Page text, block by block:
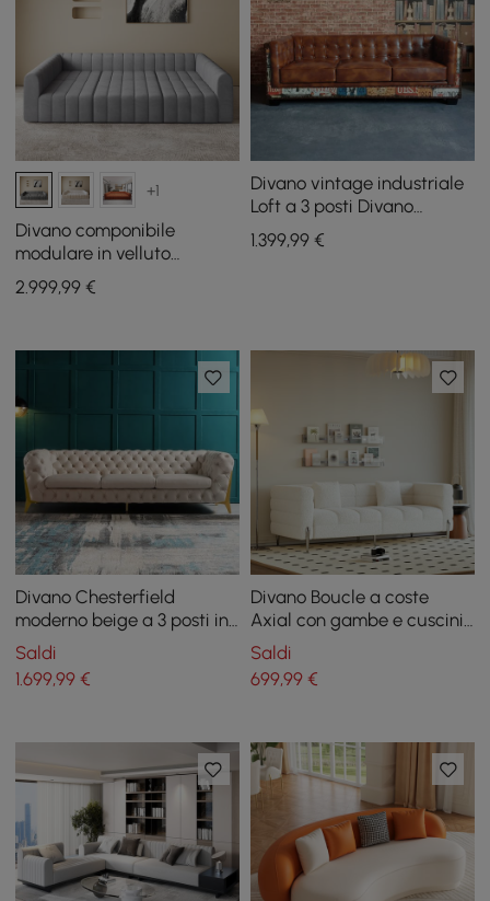
+1
Divano componibile
modulare in velluto
trapuntato a canali da 302
cm 6 pezzi
2.999,99 €
Divano vintage industriale
Loft a 3 posti Divano
imbottito in ecopelle
marrone trapuntato
1.399,99€
Divano Chesterfield
moderno beige a 3 posti in
velluto trapuntato con
bottoni
Saldi
1.699,99 €
Divano Boucle a coste
Axial con gambe e cuscini
argentati, 200 cm
Saldi
699,99€